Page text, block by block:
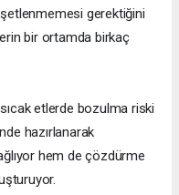
gerektiğini
bir ortamda birkaç
etlerde bozulma riski
hazırlanarak
hem de çözdürme